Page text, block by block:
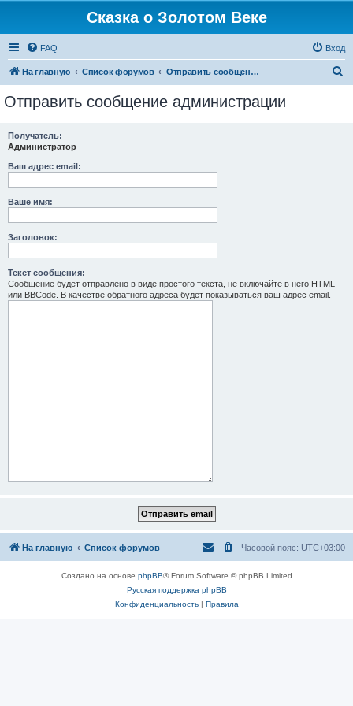
Сказка о Золотом Веке
FAQ Вход
На главную Список форумов Отправить сообщение администрации
Отправить сообщение администрации
Получатель:
Администратор
Ваш адрес email:
Ваше имя:
Заголовок:
Текст сообщения:
Сообщение будет отправлено в виде простого текста, не включайте в него HTML
или BBCode. В качестве обратного адреса будет показываться ваш адрес email.
На главную Список форумов Часовой пояс: UTC+03:00
Создано на основе phpBB® Forum Software © phpBB Limited
Русская поддержка phpBB
Конфиденциальность| Правила